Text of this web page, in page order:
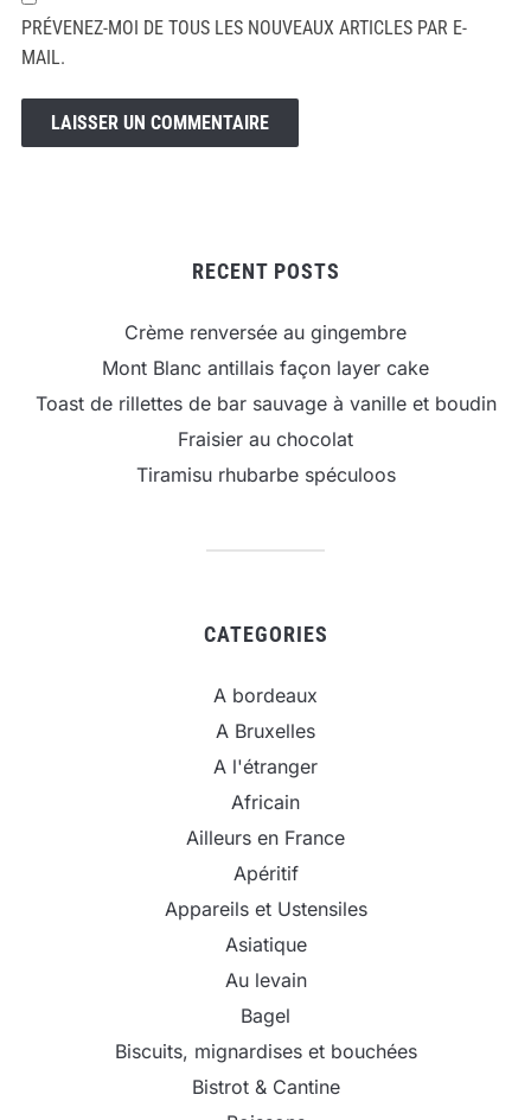
PRÉVENEZ-MOI DE TOUS LES NOUVEAUX ARTICLES PAR E-
MAIL.
RECENT POSTS
Crème renversée au gingembre
Mont Blanc antillais façon layer cake
Toast de rillettes de bar sauvage à vanille et boudin
Fraisier au chocolat
Tiramisu rhubarbe spéculoos
CATEGORIES
A bordeaux
A Bruxelles
A l'étranger
Africain
Ailleurs en France
Apéritif
Appareils et Ustensiles
Asiatique
Au levain
Bagel
Biscuits, mignardises et bouchées
Bistrot & Cantine